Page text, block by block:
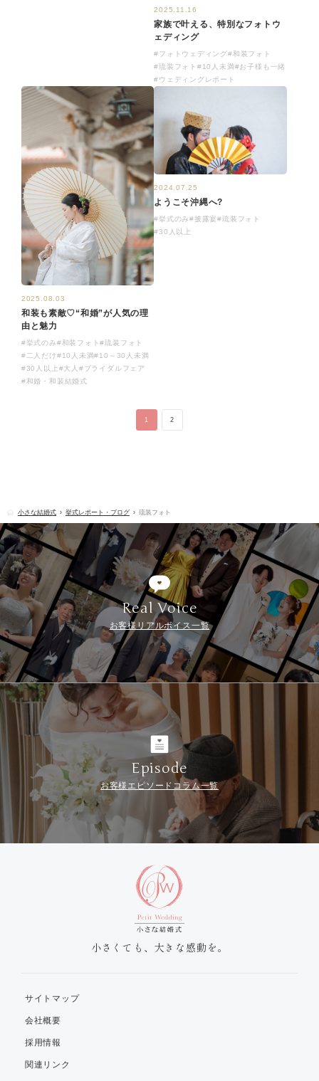
2025.11.16
家族で叶える、特別なフォトウ
ェディング
#フォトウェディング#和装フォト
#琉装フォト #10人未満#お子様も一緒
#ウェディングレポート
2025.08.03
和装も素敵♡“和婚”が人気の理
由と魅力
#挙式のみ#和装フォト#琉装フォト
#二人だけ#10人未満#10～30人未満
#30人以上#大人 #ブライダルフェア
#和婚・和装結婚式
2024.07.25
ようこそ沖縄へ?
#挙式のみ#披露宴#琉装フォト
#30人以上
1 2
小さな結婚式 挙式レポート・ブログ 琉装フォト
Real Voice
お客様リアルボイス一覧
Episode
お客様エピソードコラム一覧
小さくても、大きな感動を。
サイトマップ
会社概要
採用情報
関連リンク